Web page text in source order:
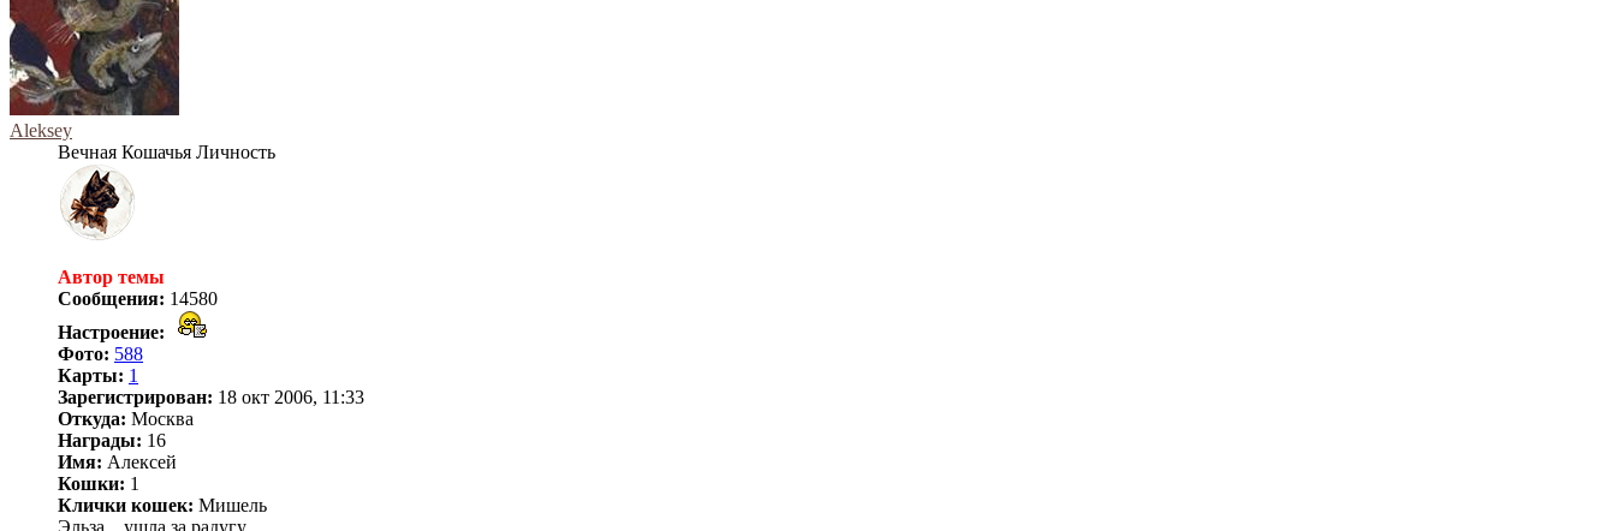
Aleksey
Вечная Кошачья Личность
Автор темы
Сообщения: 14580
Настроение:
Фото: 588
Карты: 1
Зарегистрирован: 18 окт 2006, 11:33
Откуда: Москва
Награды: 16
Имя: Алексей
Кошки: 1
Клички кошек: Мишель
Эльза... ушла за радугу